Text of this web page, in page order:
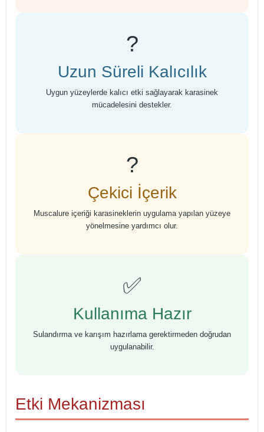
?
Uzun Süreli Kalıcılık
Uygun yüzeylerde kalıcı etki sağlayarak karasinek
mücadelesini destekler.
?
Çekici İçerik
Muscalure içeriği karasineklerin uygulama yapılan yüzeye
yönelmesine yardımcı olur.
✅
Kullanıma Hazır
Sulandırma ve karışım hazırlama gerektirmeden doğrudan
uygulanabilir.
Etki Mekanizması